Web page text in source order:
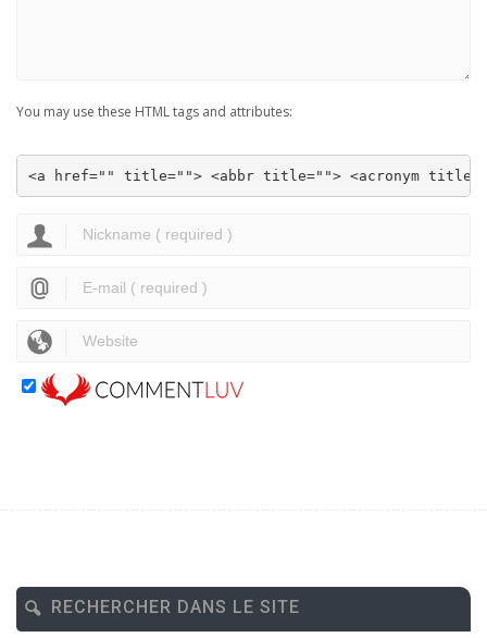
You may use these HTML tags and attributes:
<a href="" title=""> <abbr title=""> <acronym
RECHERCHER DANS LE SITE